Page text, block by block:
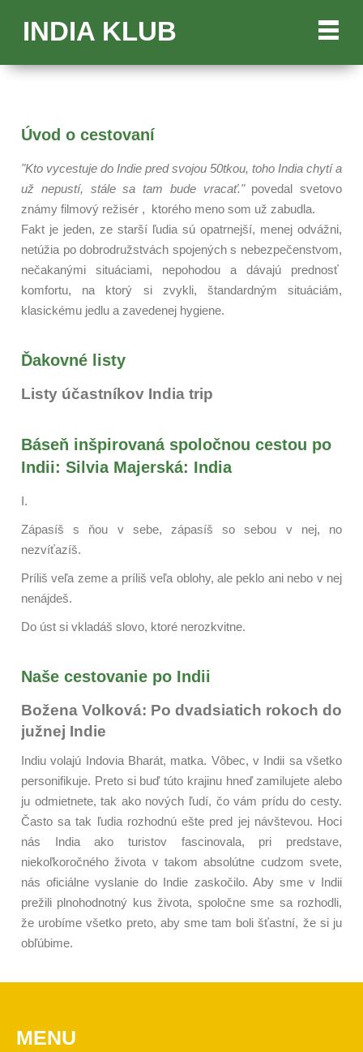
INDIA KLUB
Úvod o cestovaní
"Kto vycestuje do Indie pred svojou 50tkou, toho India chytí a
už nepustí, stále sa tam bude vracať." povedal svetovo
známy filmový režisér , ktorého meno som už zabudla.
Fakt je jeden, ze starší ľudia sú opatrnejší, menej odvážni,
netúžia po dobrodružstvách spojených s nebezpečenstvom,
nečakanými situáciami, nepohodou a dávajú prednosť
komfortu, na ktorý si zvykli, štandardným situáciám,
klasickému jedlu a zavedenej hygiene.
Ďakovné listy
Listy účastníkov India trip
Báseň inšpirovaná spoločnou cestou po
Indii: Silvia Majerská: India
I.
Zápasíš s ňou v sebe, zápasíš so sebou v nej, no
nezvíťazíš.
Príliš veľa zeme a príliš veľa oblohy, ale peklo ani nebo v nej
nenájdeš.
Do úst si vkladáš slovo, ktoré nerozkvitne.
Naše cestovanie po Indii
Božena Volková: Po dvadsiatich rokoch do
južnej Indie
Indiu volajú Indovia Bharát, matka. Vôbec, v Indii sa všetko
personifikuje. Preto si buď túto krajinu hneď zamilujete alebo
ju odmietnete, tak ako nových ľudí, čo vám prídu do cesty.
Často sa tak ľudia rozhodnú ešte pred jej návštevou. Hoci
nás India ako turistov fascinovala, pri predstave,
niekoľkoročného života v takom absolútne cudzom svete,
nás oficiálne vyslanie do Indie zaskočilo. Aby sme v Indii
prežili plnohodnotný kus života, spoločne sme sa rozhodli,
že urobíme všetko preto, aby sme tam boli šťastní, že si ju
obľúbime.
MENU